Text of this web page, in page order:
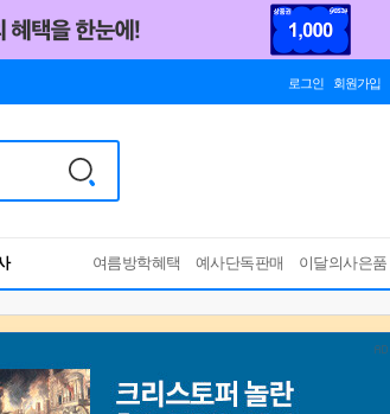
로그인 회원가입
여름방학혜택 예사단독판매 이달의사은품